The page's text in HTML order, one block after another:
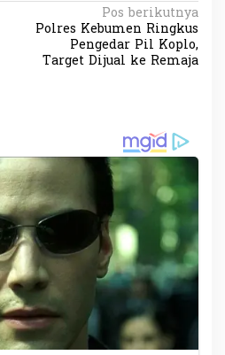
Pos berikutnya
Polres Kebumen Ringkus
Pengedar Pil Koplo,
Target Dijual ke Remaja